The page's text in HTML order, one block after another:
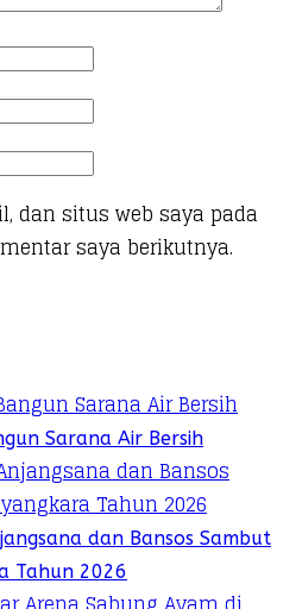
dan situs web saya pada
saya berikutnya.
Sarana Air Bersih
dan Bansos Sambut
Tahun 2026